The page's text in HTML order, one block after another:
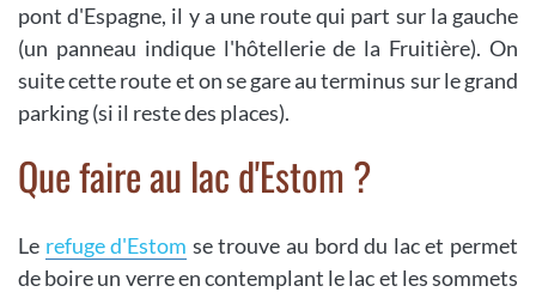
pont d'Espagne, il y a une route qui part sur la gauche
(un panneau indique l'hôtellerie de la Fruitière). On
suite cette route et on se gare au terminus sur le grand
parking (si il reste des places).
Que faire au lac d'Estom ?
Le refuge d'Estom se trouve au bord du lac et permet
de boire un verre en contemplant le lac et les sommets